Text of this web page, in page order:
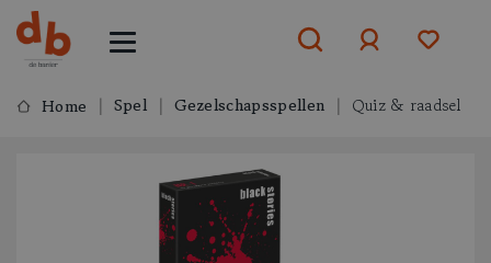
of aanmelden
Home Spel Gezelschapsspellen Quiz & raadsel